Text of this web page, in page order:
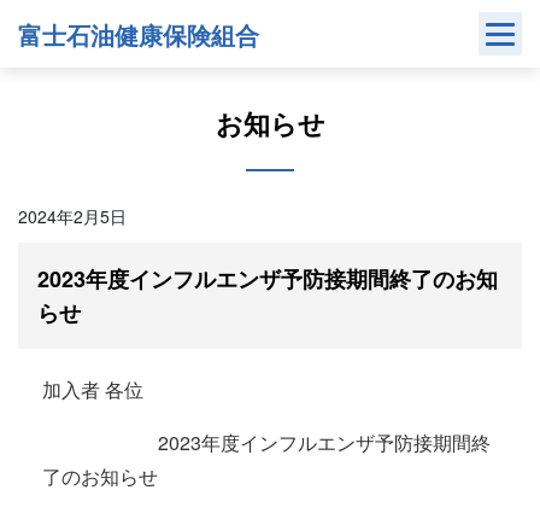
富士石油健康保険組合
お知らせ
2024年2月5日
2023年度インフルエンザ予防接期間終了のお知
らせ
加入者 各位
2023年度インフルエンザ予防接期間終
了のお知らせ